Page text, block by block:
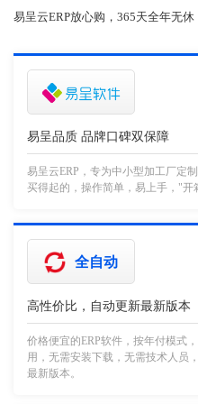
易呈云ERP放心购，365天全年无
易呈品质 品牌口碑双保障
易呈云ERP，专为中小型加工厂定
买得起的，操作简单，易上手，"开
全自动
高性价比，自动更新最新版本
价格便宜的ERP软件，按年付模式
用，无需安装下载，无需技术人员
最新版本。